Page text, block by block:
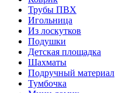
Трубы ПВХ
Игольница
Из лоскутков
Подушки
Детская площадка
Шахматы
Подручный материал
Тумбочка